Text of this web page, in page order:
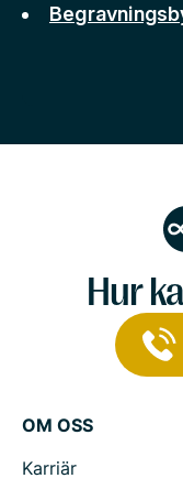
Hur
OM OSS
Karriär